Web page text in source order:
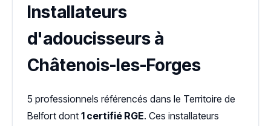
Installateurs
d'adoucisseurs à
Châtenois-les-Forges
5 professionnels référencés dans le Territoire de
Belfort dont 1 certifié RGE. Ces installateurs